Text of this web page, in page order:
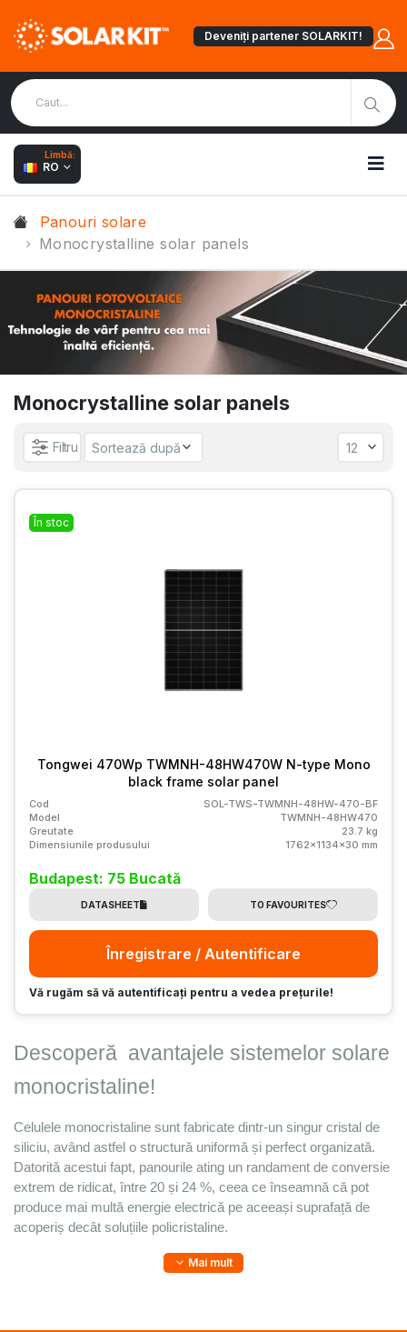
Deveniți partener SOLARKIT!
Limbă:
RO
Panouri solare
Monocrystalline solar panels
Monocrystalline solar panels
Filtru
În stoc
Tongwei 470Wp TWMNH-48HW470W N-type Mono
black frame solar panel
Cod
SOL-TWS-TWMNH-48HW-470-BF
Model
TWMNH-48HW470
Greutate
23.7 kg
Dimensiunile produsului
1762x1134x30 mm
Budapest: 75 Bucată
DATASHEET TO FAVOURITES
Înregistrare / Autentificare
Vă rugăm să vă autentificați pentru a vedea prețurile!
Descoperă avantajele sistemelor solare
monocristaline!
Celulele monocristaline sunt fabricate dintr-un singur cristal de
siliciu, având astfel o structură uniformă și perfect organizată.
Datorită acestui fapt, panourile ating un randament de conversie
extrem de ridicat, între 20 și 24 %, ceea ce înseamnă că pot
produce mai multă energie electrică pe aceeași suprafață de
acoperiș decât soluțiile policristaline.
Mai mult